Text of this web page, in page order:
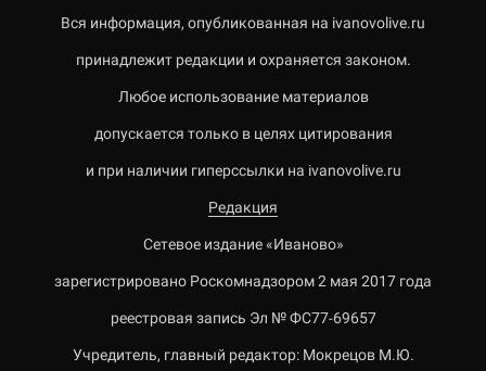
Вся информация, опубликованная на ivanovolive.ru
принадлежит редакции и охраняется законом.
Любое использование материалов
допускается только в целях цитирования
и при наличии гиперссылки на ivanovolive.ru
Редакция
Сетевое издание «Иваново»
зарегистрировано Роскомнадзором 2 мая 2017 года
реестровая запись Эл № ФС77-69657
Учредитель, главный редактор: Мокрецов М.Ю.